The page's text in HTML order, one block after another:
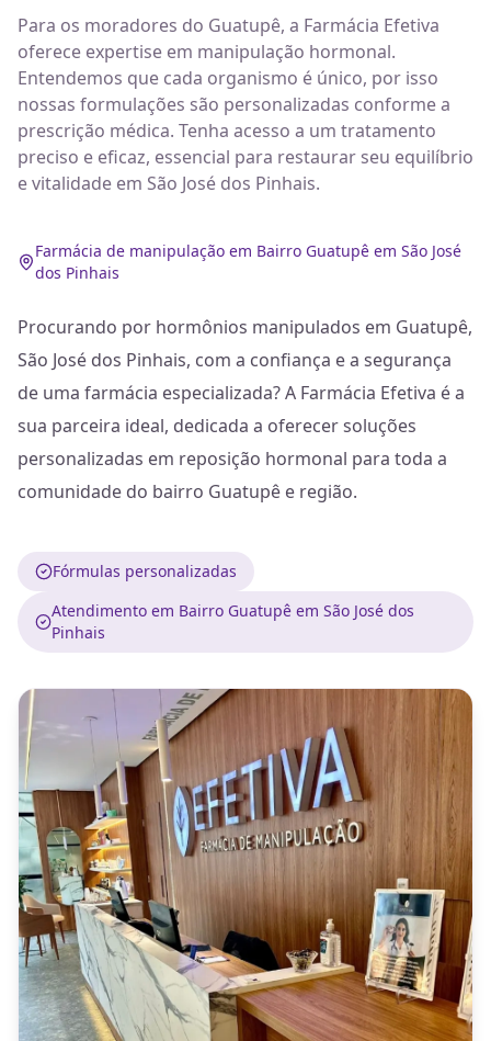
Para os moradores do Guatupê, a Farmácia Efetiva
oferece expertise em manipulação hormonal.
Entendemos que cada organismo é único, por isso
nossas formulações são personalizadas conforme a
prescrição médica. Tenha acesso a um tratamento
preciso e eficaz, essencial para restaurar seu equilíbrio
e vitalidade em São José dos Pinhais.
Farmácia de manipulação em Bairro Guatupê em São José
dos Pinhais
Procurando por hormônios manipulados em Guatupê,
São José dos Pinhais, com a confiança e a segurança
de uma farmácia especializada? A Farmácia Efetiva é a
sua parceira ideal, dedicada a oferecer soluções
personalizadas em reposição hormonal para toda a
comunidade do bairro Guatupê e região.
Fórmulas personalizadas
Atendimento em Bairro Guatupê em São José dos
Pinhais